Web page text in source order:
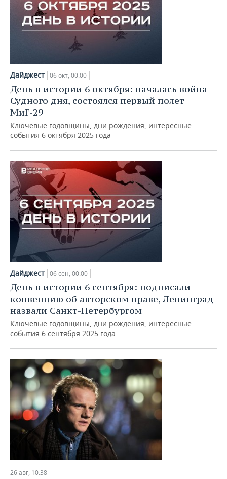
Дайджест 06 окт, 00:00
День в истории 6 октября: началась война
Судного дня, состоялся первый полет
МиГ-29
Ключевые годовщины, дни рождения, интересные
события 6 октября 2025 года
Дайджест 06 сен, 00:00
День в истории 6 сентября: подписали
конвенцию об авторском праве, Ленинград
назвали Санкт-Петербургом
Ключевые годовщины, дни рождения, интересные
события 6 сентября 2025 года
26 авг, 10:38